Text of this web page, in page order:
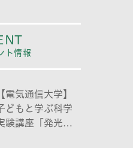
ト情報
【電気通信大学】
どもと学ぶ科学
験講座「発光の